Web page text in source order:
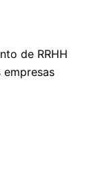
de RRHH